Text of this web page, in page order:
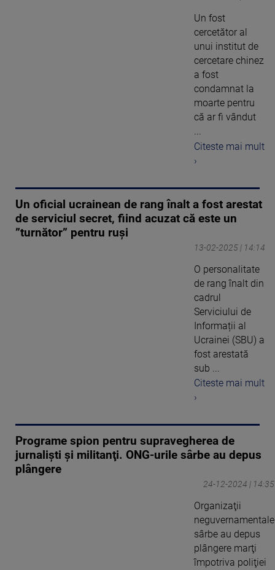
Un fost
cercetător al
unui institut de
cercetare chinez
a fost
condamnat la
moarte pentru
că ar fi vândut
...
Citeste mai mult
›
Un oficial ucrainean de rang înalt a fost arestat
de serviciul secret, fiind acuzat că este un
”turnător” pentru ruși
13-02-2025 | 14:14
O personalitate
de rang înalt din
cadrul
Serviciului de
Informații al
Ucrainei (SBU) a
fost arestată
sub ...
Citeste mai mult
›
Programe spion pentru supravegherea de
jurnalişti şi militanţi. ONG-urile sârbe au depus
plângere
24-12-2024 | 14:35
Organizaţii
neguvernamentale
sârbe au depus
plângere marţi
împotriva poliţiei